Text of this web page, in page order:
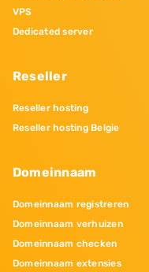
VPS
Dedicated server
Reseller
Reseller hosting
Reseller hosting Belgie
Domeinnaam
Domeinnaam registreren
Domeinnaam verhuizen
Domeinnaam checken
Domeinnaam extensies